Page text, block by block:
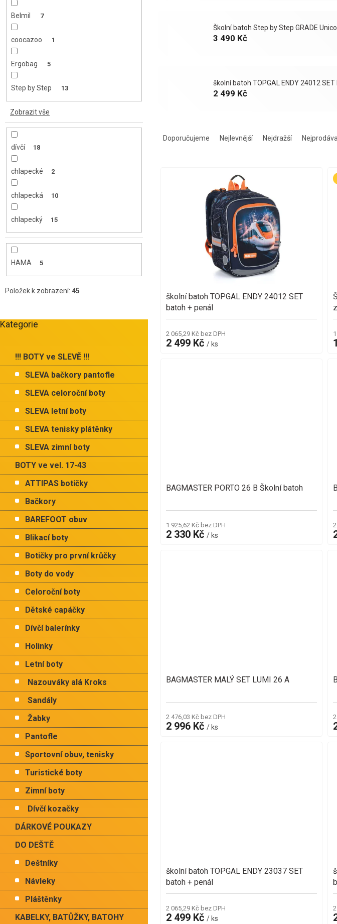
Belmil 7
coocazoo 1
Ergobag 5
Step by Step 13
Zobrazit vše
dívčí 18
chlapecké 2
chlapecká 10
chlapecký 15
HAMA 5
Položek k zobrazení: 45
Přeskočit
Kategorie
!!! BOTY ve SLEVĚ !!!
SLEVA bačkory pantofle
SLEVA celoroční boty
SLEVA letní boty
SLEVA tenisky plátěnky
SLEVA zimní boty
BOTY ve vel. 17-43
ATTIPAS botičky
Bačkory
BAREFOOT obuv
Blikací boty
Botičky pro první krůčky
Boty do vody
Celoroční boty
Dětské capáčky
Dívčí balerínky
Holinky
Letní boty
Nazouváky alá Kroks
Sandály
Žabky
Pantofle
Sportovní obuv, tenisky
Turistické boty
Zimní boty
Dívčí kozačky
DÁRKOVÉ POUKAZY
DO DEŠTĚ
Deštníky
Návleky
Pláštěnky
KABELKY, BATŮŽKY, BATOHY
Školní batoh Step by Step GRADE
3 490 Kč
školní batoh TOPGAL ENDY 24012 SET
2 499 Kč
Doporučujeme Nejlevnější Nejdražší
školní batoh TOPGAL ENDY 24012 SET
batoh + penál
2 065,29 Kč bez DPH
2 499 Kč/ ks
BAGMASTER PORTO 26 B Školní batoh
1 925,62 Kč bez DPH
2 330 Kč/ ks
BAGMASTER MALÝ SET LUMI 26 A
2 476,03 Kč bez DPH
2 996 Kč/ ks
školní batoh TOPGAL ENDY 23037 SET
batoh + penál
2 065,29 Kč bez DPH
2 499 Kč/ ks